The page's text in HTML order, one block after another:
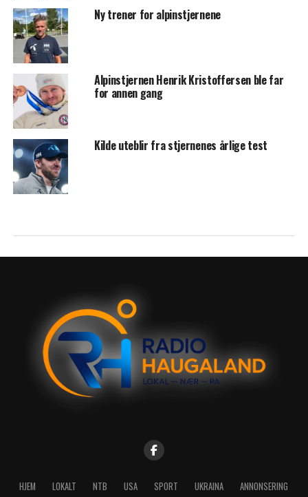
Ny trener for alpinstjernene
Alpinstjernen Henrik Kristoffersen ble far
for annen gang
Kilde uteblir fra stjernenes årlige test
HJEM LOKALT NTB USA SPORT UKRAINA ANNONSERING